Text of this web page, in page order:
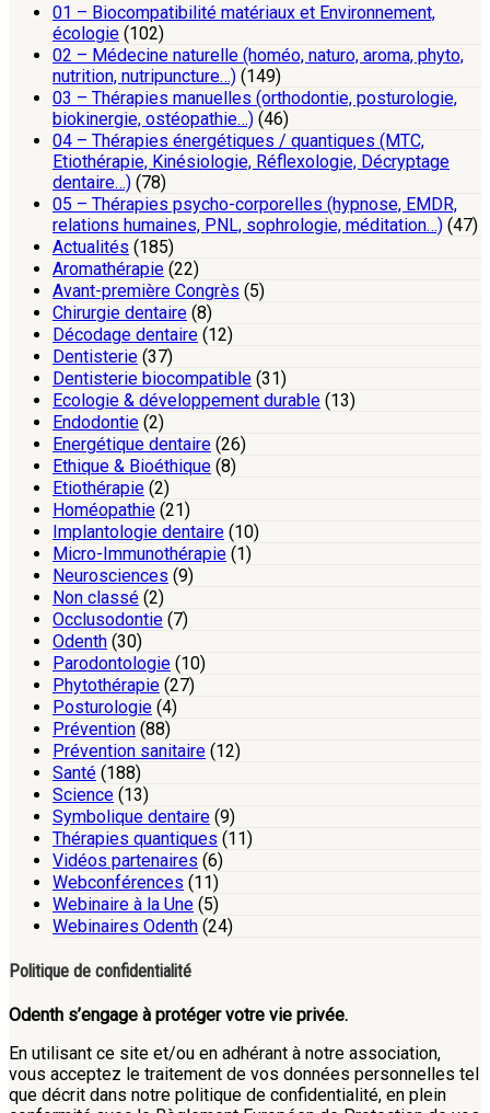
01 – Biocompatibilité matériaux et Environnement,
écologie (102)
02 – Médecine naturelle (homéo, naturo, aroma, phyto,
nutrition, nutripuncture…) (149)
03 – Thérapies manuelles (orthodontie, posturologie,
biokinergie, ostéopathie…) (46)
04 – Thérapies énergétiques / quantiques (MTC,
Etiothérapie, Kinésiologie, Réflexologie, Décryptage
dentaire…) (78)
05 – Thérapies psycho-corporelles (hypnose, EMDR,
relations humaines, PNL, sophrologie, méditation…) (47)
Actualités (185)
Aromathérapie (22)
Avant-première Congrès (5)
Chirurgie dentaire (8)
Décodage dentaire (12)
Dentisterie (37)
Dentisterie biocompatible (31)
Ecologie & développement durable (13)
Endodontie (2)
Energétique dentaire (26)
Ethique & Bioéthique (8)
Etiothérapie (2)
Homéopathie (21)
Implantologie dentaire (10)
Micro-Immunothérapie (1)
Neurosciences (9)
Non classé (2)
Occlusodontie (7)
Odenth (30)
Parodontologie (10)
Phytothérapie (27)
Posturologie (4)
Prévention (88)
Prévention sanitaire (12)
Santé (188)
Science (13)
Symbolique dentaire (9)
Thérapies quantiques (11)
Vidéos partenaires (6)
Webconférences (11)
Webinaire à la Une (5)
Webinaires Odenth (24)
Politique de confidentialité
Odenth s’engage à protéger votre vie privée.
En utilisant ce site et/ou en adhérant à notre association,
vous acceptez le traitement de vos données personnelles tel
que décrit dans notre politique de confidentialité, en plein